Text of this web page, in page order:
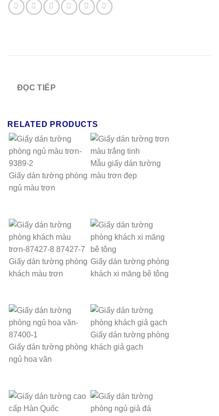
ĐỌC TIẾP
RELATED PRODUCTS
Giấy dán tường phòng
ngủ màu trơn
Mẫu giấy dán tường
màu trơn đẹp
Giấy dán tường phòng
khách màu trơn
Giấy dán tường phòng
khách xi măng bê tông
Giấy dán tường phòng
ngủ hoa văn
Giấy dán tường phòng
khách giả gạch